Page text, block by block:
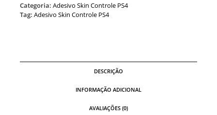
Categoria:Adesivo Skin Controle PS4
Tag:Adesivo Skin Controle PS4
DESCRIÇÃO
INFORMAÇÃO ADICIONAL
AVALIAÇÕES (0)